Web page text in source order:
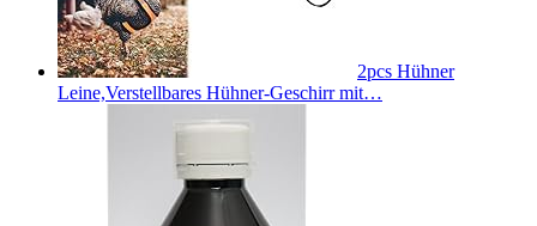
2pcs Hühner
Leine,Verstellbares Hühner-Geschirr mit…